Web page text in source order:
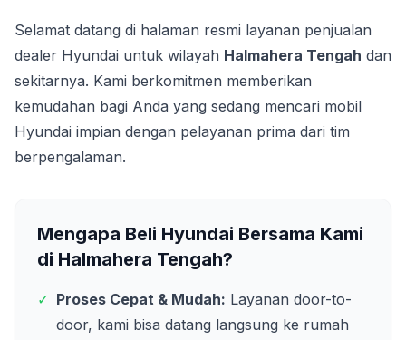
Selamat datang di halaman resmi layanan penjualan
dealer Hyundai untuk wilayah Halmahera Tengah dan
sekitarnya. Kami berkomitmen memberikan
kemudahan bagi Anda yang sedang mencari mobil
Hyundai impian dengan pelayanan prima dari tim
berpengalaman.
Mengapa Beli Hyundai Bersama Kami
di Halmahera Tengah?
✓ Proses Cepat & Mudah: Layanan door-to-
door, kami bisa datang langsung ke rumah